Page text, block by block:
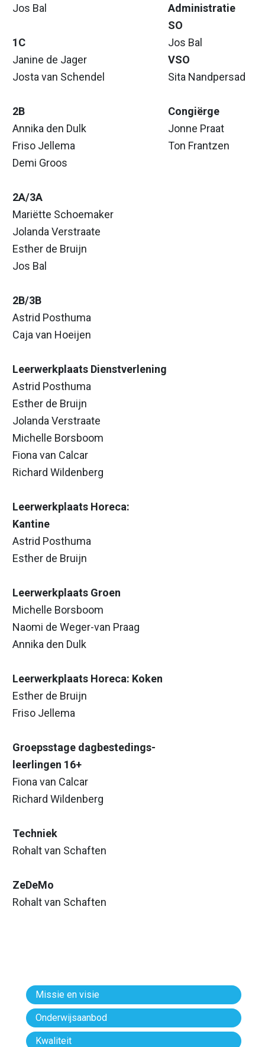
Jos Bal
1C
Janine de Jager
Josta van Schendel
2B
Annika den Dulk
Friso Jellema
Demi Groos
2A/3A
Mariëtte Schoemaker
Jolanda Verstraate
Esther de Bruijn
Jos Bal
2B/3B
Astrid Posthuma
Caja van Hoeijen
Leerwerkplaats Dienstverlening
Astrid Posthuma
Esther de Bruijn
Jolanda Verstraate
Michelle Borsboom
Fiona van Calcar
Richard Wildenberg
Leerwerkplaats Horeca:
Kantine
Astrid Posthuma
Esther de Bruijn
Leerwerkplaats Groen
Michelle Borsboom
Naomi de Weger-van Praag
Annika den Dulk
Leerwerkplaats Horeca: Koken
Esther de Bruijn
Friso Jellema
Groepsstage dagbestedings-
leerlingen 16+
Fiona van Calcar
Richard Wildenberg
Techniek
Rohalt van Schaften
ZeDeMo
Rohalt van Schaften
Administratie
SO
Jos Bal
VSO
Sita Nandpersad
Congiërge
Jonne Praat
Ton Frantzen
Missie en visie
Onderwijsaanbod
Kwaliteit